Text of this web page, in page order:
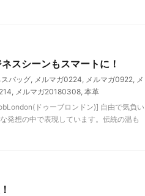
スシーンもスマートに！
スバッグ, メルマガ0224, メルマガ0922, メ
, メルマガ20180308, 本革
ドゥーブロンドン)] 自由で気負い
発想の中で表現しています。伝統の温も